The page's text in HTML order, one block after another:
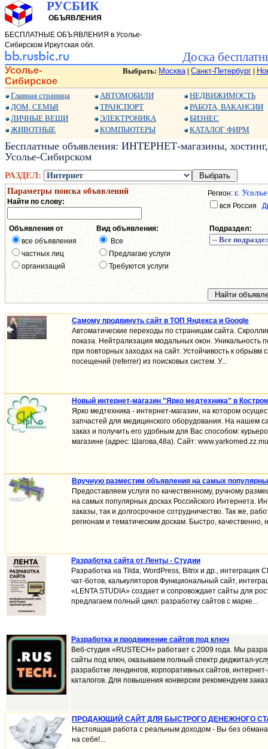
РУСБИК
ОБЪЯВЛЕНИЯ
БЕСПЛАТНЫЕ ОБЪЯВЛЕНИЯ в Усолье-
Сибирском Иркутская обл.
Доска
Усолье-
Сибирское
Выбрать: Москва| Санкт-Петербург
Главная страница
ДОМ, СЕМЬЯ
ЛИЧНЫЕ ВЕЩИ
ЖИВОТНЫЕ
АВТОМОБИЛИ
ТРАНСПОРТ
ЭЛЕКТРОНИКА
КОМПЬЮТЕРЫ
НЕДВИЖИМОСТЬ
РАБОТА, ВАКАНСИИ
БИЗНЕС
КАТАЛОГ ФИРМ
Бесплатные объявления: ИНТЕРНЕТ-магазины,
Усолье-Сибирском
РАЗДЕЛ:
Параметры поиска объявлений
Найти по слову:
Регион: г.
вся Россия
Объявления от
все объявления
частных лиц
организаций
Вид объявления:
Все
Предлагаю услуги
Требуются услуги
Подраздел:
Самому продвинуть сайт в ТОП Яндекса и Google
Автоматические переходы по страницам сайта.
показа. Нейтрализация модальных окон. Уникальность
при повторных заходах на сайт. Устойчивость к обрывм
посещений (referrer) из поисковых систем. У...
Новый интернет-магазин "Ярко медтехника" в
Ярко медтехника - интернет-магазин, на котором
запчастей для медицинского оборудования. На нашем
заказ и получить его удобным для Вас способом:
магазине (адрес: Шагова,48а). Сайт:
Вручную разместим объявления на самых
Предоставляем услуги по качественному, ручному
на самых популярных досках Российского Интернета.
заказы, так и долгосрочное сотрудничество. Так же,
регионам и тематическим доскам. Быстро, качественно,
Разработка сайта от Ленты - Студии
Разработка на Tilda, WordPress, Bitrix и др., интеграция
чат-ботов, калькуляторов Функциональный сайт,
«LENTA STUDIA» создает и сопровождает сайты для
предлагаем полный цикл: разработку сайтов с марке...
Разработка и продвижение сайтов под ключ
Веб-студия «RUSTECH» работает с 2009 года. Мы
сайты под ключ, оказываем полный спектр диджитал-
разработке лендингов, корпоративных сайтов,
каталогов. Для повышения конверсии рекомендуем
ПРОДАЮЩИЙ САЙТ ДЛЯ БЫСТРОГО ДЕНЕЖНОГО
Настоящая работа с реальным доходом - Вы без
на себя!...